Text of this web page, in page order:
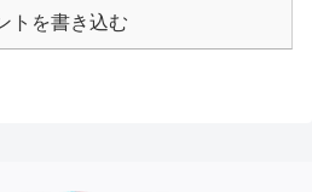
トを書き込む